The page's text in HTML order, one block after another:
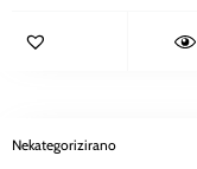
Nekategorizirano